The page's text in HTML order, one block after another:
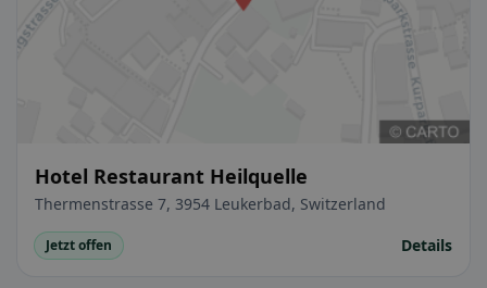
Hotel Restaurant Heilquelle
Thermenstrasse 7, 3954 Leukerbad, Switzerland
Jetzt offen Details